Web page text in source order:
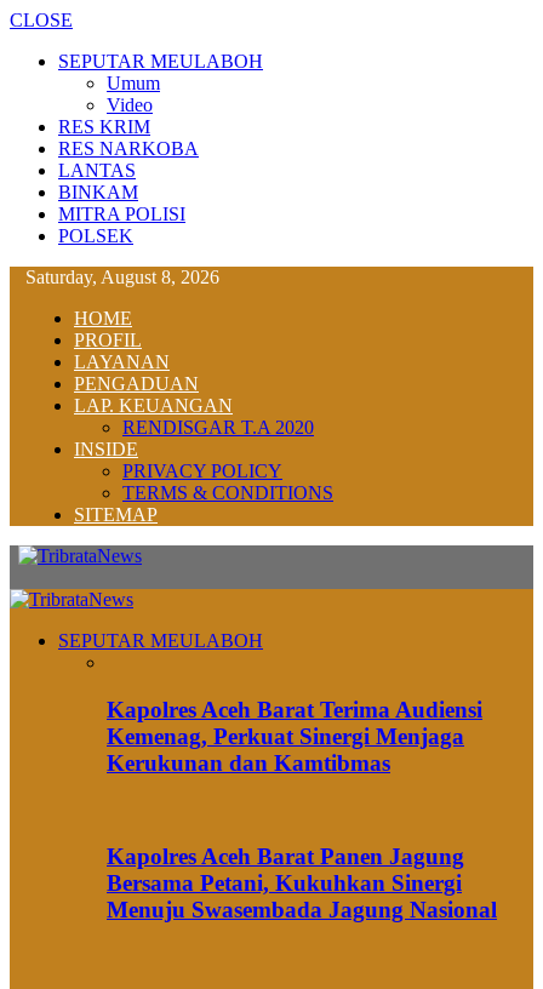
CLOSE
SEPUTAR MEULABOH
Umum
Video
RES KRIM
RES NARKOBA
LANTAS
BINKAM
MITRA POLISI
POLSEK
Saturday, August 8, 2026
HOME
PROFIL
LAYANAN
PENGADUAN
LAP. KEUANGAN
RENDISGAR T.A 2020
INSIDE
PRIVACY POLICY
TERMS & CONDITIONS
SITEMAP
SEPUTAR MEULABOH
Kapolres Aceh Barat Terima Audiensi
Kemenag, Perkuat Sinergi Menjaga
Kerukunan dan Kamtibmas
Kapolres Aceh Barat Panen Jagung
Bersama Petani, Kukuhkan Sinergi
Menuju Swasembada Jagung Nasional